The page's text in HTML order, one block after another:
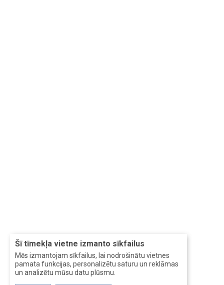
Šī tīmekļa vietne izmanto sīkfailus
Mēs izmantojam sīkfailus, lai nodrošinātu vietnes
pamata funkcijas, personalizētu saturu un reklāmas
un analizētu mūsu datu plūsmu.